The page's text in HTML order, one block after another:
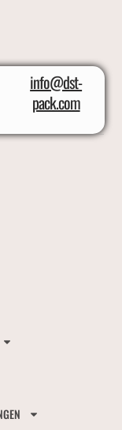
info@dst-
pack.com